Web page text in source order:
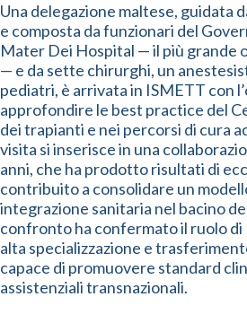
Una delegazione maltese, guidata
e composta da funzionari del
Mater Dei Hospital — il più grande
— e da sette chirurghi, un
pediatri, è arrivata in ISMETT con
approfondire le best practice del
dei trapianti e nei percorsi di cura
visita si inserisce in una
anni, che ha prodotto risultati di
contribuito a consolidare un
integrazione sanitaria nel bacino
confronto ha confermato il ruolo di
alta specializzazione e
capace di promuovere standard
assistenziali transnazionali.